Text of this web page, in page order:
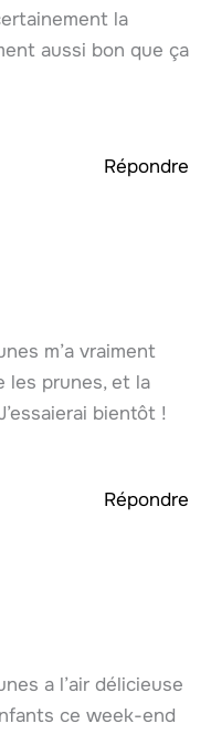
la
aussi bon que ça
Répondre
m’a vraiment
les prunes, et la
bientôt !
Répondre
a l’air délicieuse
ce week-end